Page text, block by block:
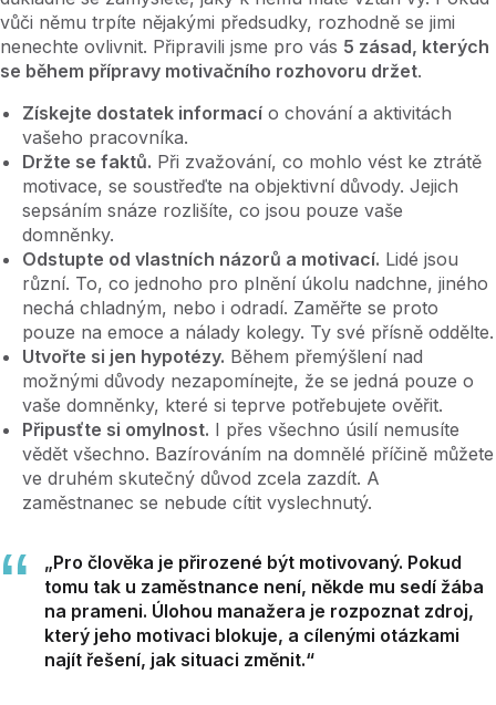
vůči němu trpíte nějakými předsudky, rozhodně se jimi
nenechte ovlivnit. Připravili jsme pro vás 5 zásad, kterých
se během přípravy motivačního rozhovoru držet.
Získejte dostatek informací o chování a aktivitách
vašeho pracovníka.
Držte se faktů. Při zvažování, co mohlo vést ke ztrátě
motivace, se soustřeďte na objektivní důvody. Jejich
sepsáním snáze rozlišíte, co jsou pouze vaše
domněnky.
Odstupte od vlastních názorů a motivací. Lidé jsou
různí. To, co jednoho pro plnění úkolu nadchne, jiného
nechá chladným, nebo i odradí. Zaměřte se proto
pouze na emoce a nálady kolegy. Ty své přísně oddělte.
Utvořte si jen hypotézy. Během přemýšlení nad
možnými důvody nezapomínejte, že se jedná pouze o
vaše domněnky, které si teprve potřebujete ověřit.
Připusťte si omylnost. I přes všechno úsilí nemusíte
vědět všechno. Bazírováním na domnělé příčině můžete
ve druhém skutečný důvod zcela zazdít. A
zaměstnanec se nebude cítit vyslechnutý.
„Pro člověka je přirozené být motivovaný. Pokud
tomu tak u zaměstnance není, někde mu sedí žába
na prameni. Úlohou manažera je rozpoznat zdroj,
který jeho motivaci blokuje, a cílenými otázkami
najít řešení, jak situaci změnit.“